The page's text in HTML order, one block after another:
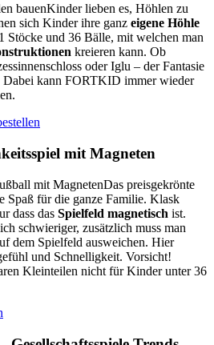
Kinder lieben es, Höhlen zu
sich Kinder ihre ganz eigene Höhle
Stöcke und 36 Bälle, mit welchen man
kreieren kann. Ob
oder Iglu – der Fantasie
Dabei kann FORTKID immer wieder
mit Magneten
Das preisgekrönte
Spaß für die ganze Familie. Klask
dass das Spielfeld magnetisch ist.
schwieriger, zusätzlich muss man
dem Spielfeld ausweichen. Hier
und Schnelligkeit. Vorsicht!
Kleinteilen nicht für Kinder unter 36